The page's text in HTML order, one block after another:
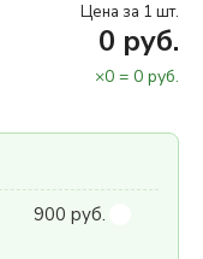
Цена за 1 шт.
0 руб.
×0 = 0 руб.
900 руб.